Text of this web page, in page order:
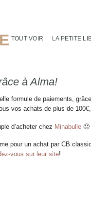
TOUT VOIR LA PETITE
à Alma!
formule de paiements,
vos achats de plus de
d’acheter chez Minabulle 🙂
pour un achat par CB
vous sur leur site!